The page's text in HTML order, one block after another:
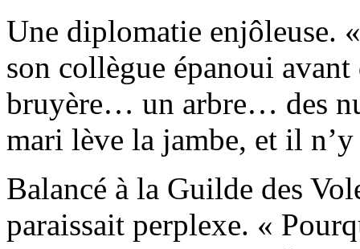
Une diplomatie enjôleuse.
son collègue épanoui
bruyère… un arbre… des
mari lève la jambe, et il
Balancé à la Guilde des
paraissait perplexe. «